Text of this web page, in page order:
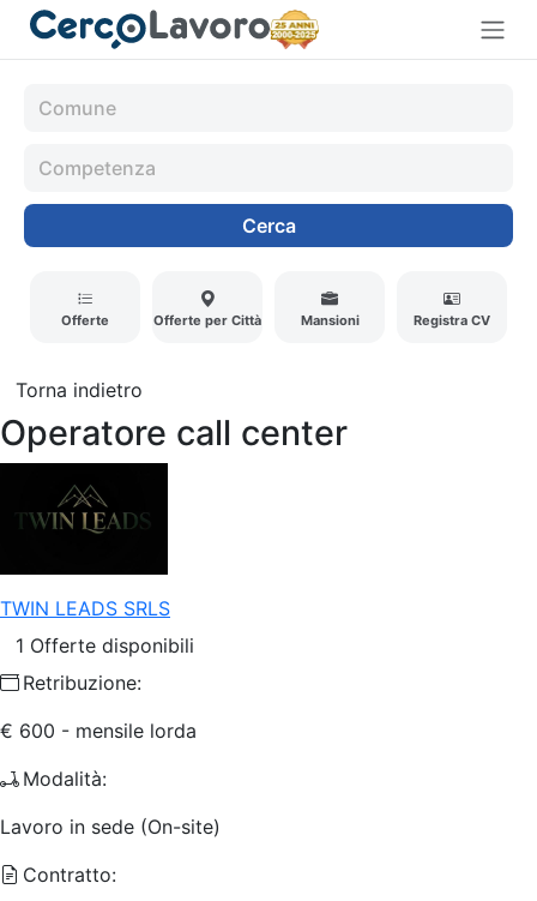
Cerca
Offerte Offerte per Città Mansioni Registra CV
Torna indietro
Operatore call center
TWIN LEADS SRLS
1 Offerte disponibili
Retribuzione:
€ 600 - mensile lorda
Modalità:
Lavoro in sede (On-site)
Contratto: